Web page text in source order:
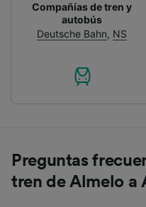
Compañías de tren y
autobús
Deutsche Bahn, NS
Preguntas
tren de Almelo a